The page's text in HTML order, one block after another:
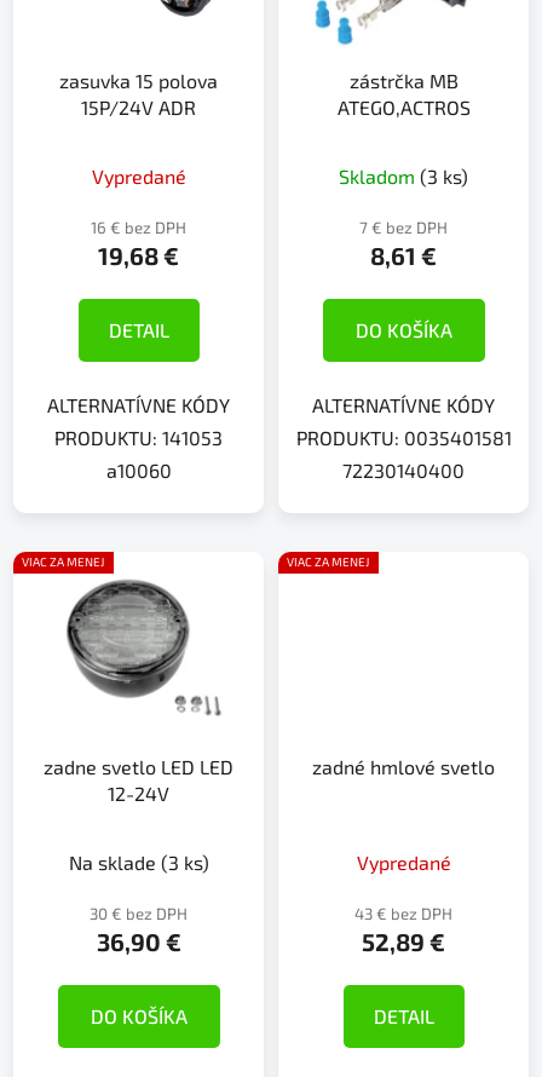
zasuvka 15 polova
15P/24V ADR
Vypredané
16 € bez DPH
19,68 €
DETAIL
ALTERNATÍVNE KÓDY
PRODUKTU: 141053
a10060
zástrčka MB
ATEGO,ACTROS
Skladom (3 ks)
7 € bez DPH
8,61 €
DO KOŠÍKA
ALTERNATÍVNE KÓDY
PRODUKTU: 0035401581
72230140400
VIAC ZA MENEJ
zadne svetlo LED LED
12-24V
Na sklade (3 ks)
30 € bez DPH
36,90 €
DO KOŠÍKA
VIAC ZA MENEJ
zadné hmlové svetlo
Vypredané
43 € bez DPH
52,89 €
DETAIL